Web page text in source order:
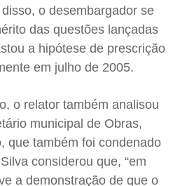
o desembargador se
das questões lançadas
a hipótese de prescrição
em julho de 2005.
o relator também analisou
municipal de Obras,
que também foi condenado
considerou que, “em
a demonstração de que o